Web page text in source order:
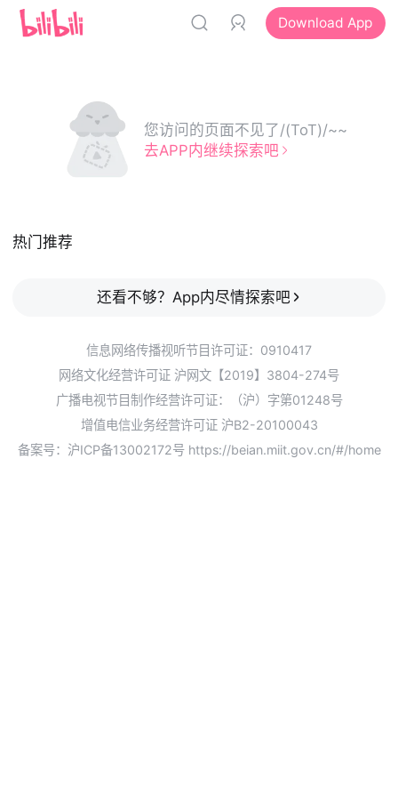
Download App
您访问的页面不见了/(ToT)/~~
去APP内继续探索吧
热门推荐
还看不够？App内尽情探索吧
信息网络传播视听节目许可证：0910417
网络文化经营许可证 沪网文【2019】3804-274号
广播电视节目制作经营许可证：（沪）字第01248号
增值电信业务经营许可证 沪B2-20100043
备案号：沪ICP备13002172号 https://beian.miit.gov.cn/#/home